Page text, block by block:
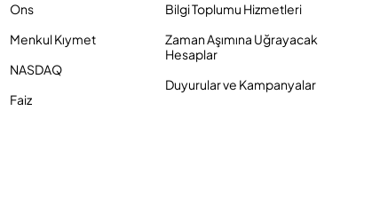
Ons
Menkul Kıymet
NASDAQ
Faiz
Bilgi Toplumu Hizmetleri
Zaman Aşımına Uğrayacak
Hesaplar
Duyurular ve Kampanyalar